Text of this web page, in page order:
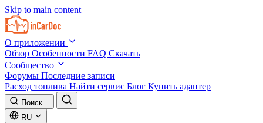
Skip to main content
О приложении
Обзор Особенности FAQ Скачать
Сообщество
Форумы Последние записи
Расход топлива Найти сервис Блог Купить адаптер
Поиск...
RU